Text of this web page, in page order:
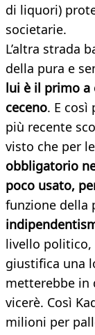
di liquori)
societarie.
L’altra strada
della pura e
lui è il primo a
ceceno. E così
più recente
visto che per
obbligatorio
poco usato,
funzione della
livello politico,
giustifica una
metterebbe in
vicerè. Così
milioni per